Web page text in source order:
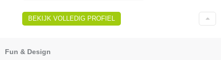
BEKIJK VOLLEDIG PROFIEL
Fun & Design